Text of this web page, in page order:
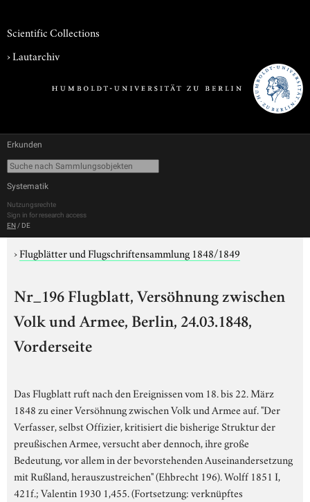
Scientific Collections
›Lautarchiv
Erkunden
Systematik
Nutzungsrechte
Sign in for research access
EN / DE
›Flugblätter und Flugschriftensammlung 1848/1849
Nr_196 Flugblatt, Versöhnung zwischen
Volk und Armee, Berlin, 24.03.1848,
Vorderseite
Das Flugblatt ruft nach den Ereignissen vom 18. bis 22. März
1848 zu einer Versöhnung zwischen Volk und Armee auf. "Der
Verfasser, selbst Offizier, kritisiert die bisherige Struktur der
preußischen Armee, versucht aber dennoch, ihre große
Bedeutung, vor allem in der bevorstehenden Auseinandersetzung
mit Rußland, herauszustreichen" (Ehbrecht 196). Wolff 1851 I,
421f.; Valentin 1930 1,455. (Fortsetzung: verknüpftes